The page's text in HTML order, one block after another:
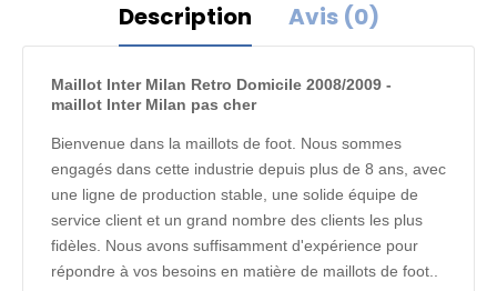
Description Avis (0)
Maillot Inter Milan Retro Domicile 2008/2009 -
maillot Inter Milan pas cher
Bienvenue dans la maillots de foot. Nous sommes
engagés dans cette industrie depuis plus de 8 ans, avec
une ligne de production stable, une solide équipe de
service client et un grand nombre des clients les plus
fidèles. Nous avons suffisamment d'expérience pour
répondre à vos besoins en matière de maillots de foot..